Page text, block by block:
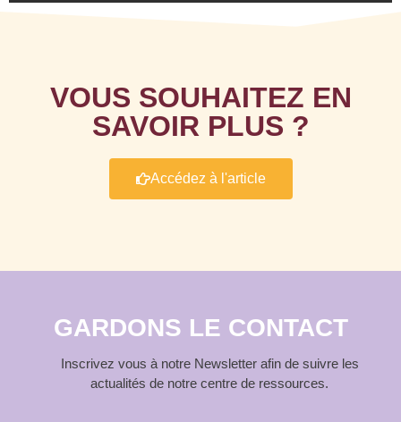
VOUS SOUHAITEZ EN
SAVOIR PLUS ?
Accédez à l'article
GARDONS LE CONTACT
Inscrivez vous à notre Newsletter afin de suivre les
actualités de notre centre de ressources.